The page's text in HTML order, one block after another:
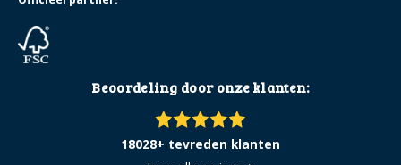
Beoordeling door onze klanten:
18028+ tevreden klanten